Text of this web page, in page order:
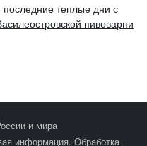
последние теплые дни с
пивоварни
и мира
информация. Обработка